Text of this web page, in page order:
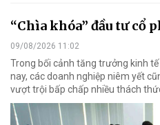
“Chìa khóa” đầu tư cổ
09/08/2026 11:02
Trong bối cảnh tăng trưởng kinh
nay, các doanh nghiệp niêm yết
vượt trội bấp chấp nhiều thách